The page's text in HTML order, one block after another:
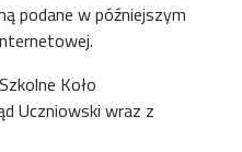
podane w późniejszym
Koło
Uczniowski wraz z